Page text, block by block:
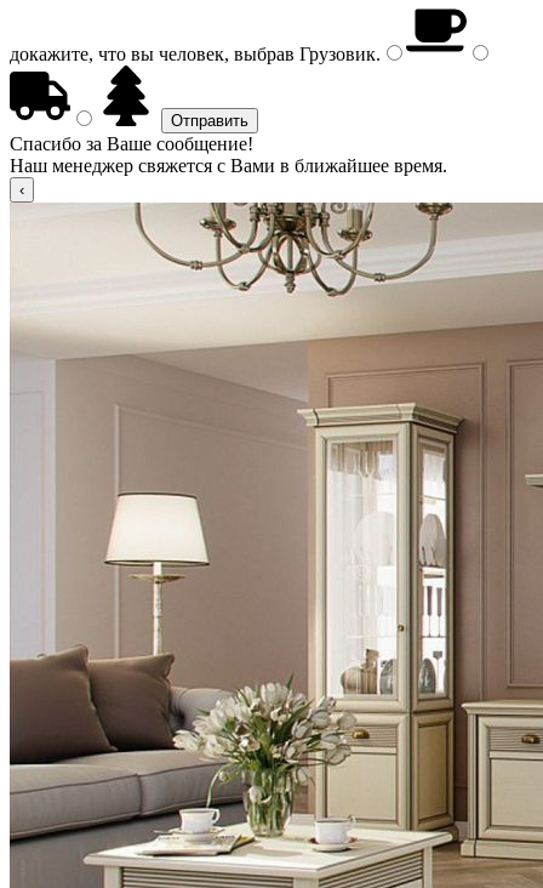
докажите, что вы человек, выбрав Грузовик.
Спасибо за Ваше сообщение!
Наш менеджер свяжется с Вами в ближайшее время.